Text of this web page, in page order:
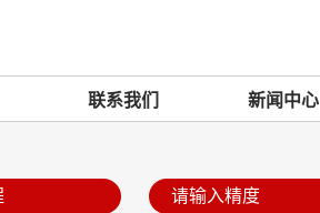
联系我们 新闻中心